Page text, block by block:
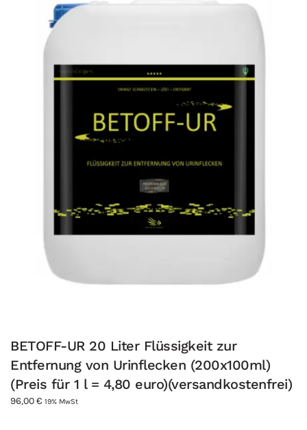
BETOFF-UR 20 Liter Flüssigkeit zur
Entfernung von Urinflecken (200x100ml)
(Preis für 1 l = 4,80 euro)(versandkostenfrei)
96,00€ 19% MwSt